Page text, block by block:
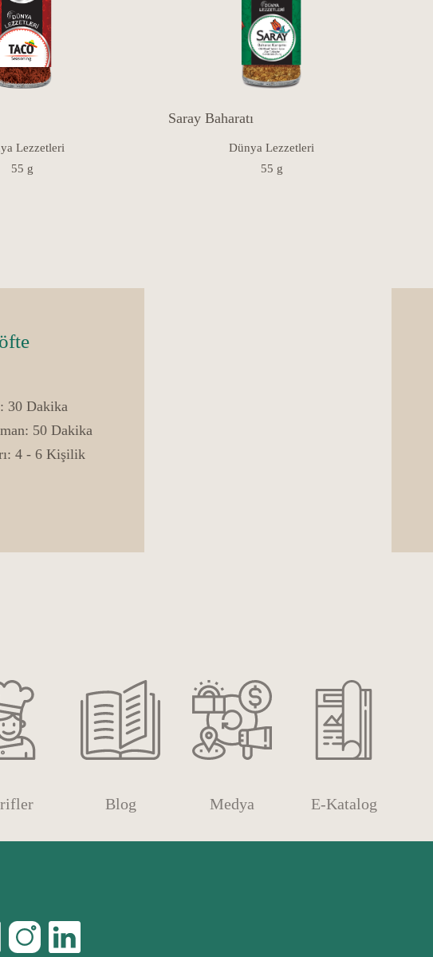
Lezzetleri
55 g
Saray Baharatı
Dünya Lezzetleri
55 g
30 Dakika
50 Dakika
4 - 6 Kişilik
Blog Medya E-Katalog